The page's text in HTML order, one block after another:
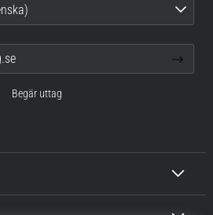
Begär uttag